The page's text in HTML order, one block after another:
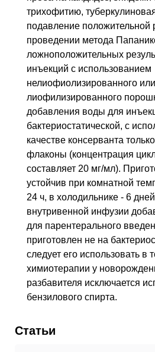
трихофитию,
подавление положительной
проведении метода
ложноположительных
инъекций с использованием
нелиофиолизированного или
лиофилизированного
добавления воды для
бактериостатической, с
качестве консерванта
флаконы (концентрация
составляет 20 мг/мл).
устойчив при комнатной
24 ч, в холодильнике - 6
внутривенной инфузии
для парентерального
приготовлен не на
следует его использовать в
химиотерапии у
разбавителя исключается
бензилового спирта.
Статьи